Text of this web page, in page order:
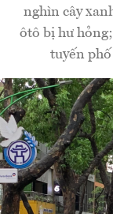
nghìn cây
ôtô bị hư
tuyến